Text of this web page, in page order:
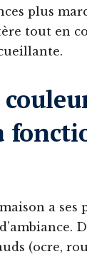
plus
tout en
a ses
(ocre,